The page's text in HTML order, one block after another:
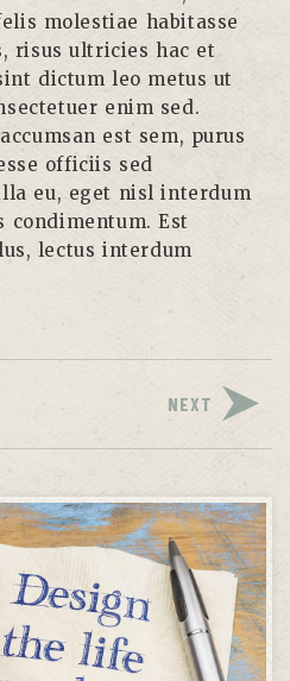
molestiae habitasse
risus ultricies hac et
dictum leo metus ut
enim sed.
est sem, purus
officiis sed
eu, eget nisl interdum
condimentum. Est
lectus interdum
NEXT